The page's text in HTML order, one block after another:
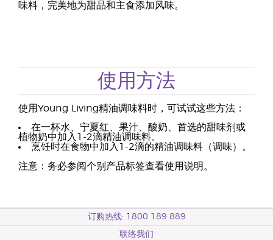
味料，完美地为甜品和主食添加风味。
使用方法
使用Young Living精油调味料时，可试试这些方法：
在一杯水、宁夏红、果汁、酸奶、首选的甜味剂或
植物奶中加入1-2滴精油调味料。
烹饪时在食物中加入1-2滴的精油调味料（调味）。
注意：务必参阅个别产品标签查看使用说明。
订购热线: 1800 189 889
联络我们